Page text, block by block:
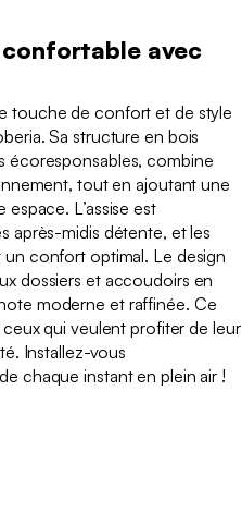
avec
touche de confort et de style
Sa structure en bois
écoresponsables, combine
tout en ajoutant une
L’assise est
après-midis détente, et les
un confort optimal. Le design
dossiers et accoudoirs en
moderne et raffinée. Ce
qui veulent profiter de leur
Installez-vous
chaque instant en plein air !